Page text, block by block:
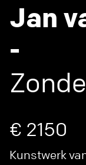
Jan
-
€ 2150
Kunstwerk